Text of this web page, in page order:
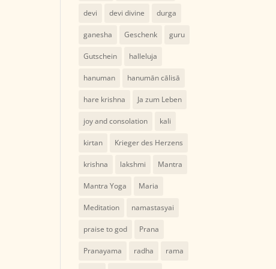
devi devi divine durga
ganesha Geschenk guru
Gutschein halleluja
hanuman hanumān cālisā
hare krishna Ja zum Leben
joy and consolation kali
kirtan Krieger des Herzens
krishna lakshmi Mantra
Mantra Yoga Maria
Meditation namastasyai
praise to god Prana
Pranayama radha rama